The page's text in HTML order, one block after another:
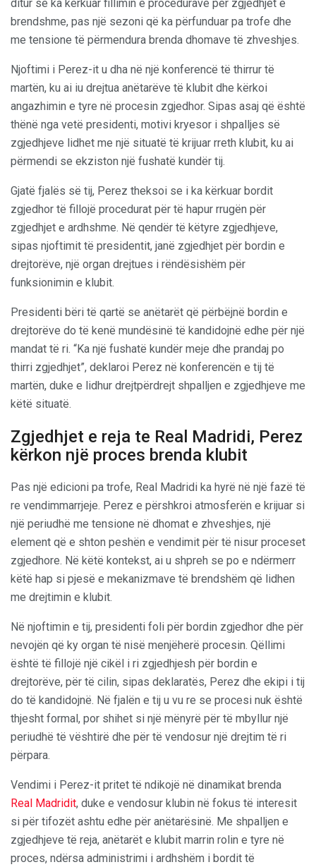
ditur se ka kërkuar fillimin e procedurave për zgjedhjet e
brendshme, pas një sezoni që ka përfunduar pa trofe dhe
me tensione të përmendura brenda dhomave të zhveshjes.
Njoftimi i Perez-it u dha në një konferencë të thirrur të
martën, ku ai iu drejtua anëtarëve të klubit dhe kërkoi
angazhimin e tyre në procesin zgjedhor. Sipas asaj që është
thënë nga vetë presidenti, motivi kryesor i shpalljes së
zgjedhjeve lidhet me një situatë të krijuar rreth klubit, ku ai
përmendi se ekziston një fushatë kundër tij.
Gjatë fjalës së tij, Perez theksoi se i ka kërkuar bordit
zgjedhor të fillojë procedurat për të hapur rrugën për
zgjedhjet e ardhshme. Në qendër të këtyre zgjedhjeve,
sipas njoftimit të presidentit, janë zgjedhjet për bordin e
drejtorëve, një organ drejtues i rëndësishëm për
funksionimin e klubit.
Presidenti bëri të qartë se anëtarët që përbëjnë bordin e
drejtorëve do të kenë mundësinë të kandidojnë edhe për një
mandat të ri. “Ka një fushatë kundër meje dhe prandaj po
thirri zgjedhjet”, deklaroi Perez në konferencën e tij të
martën, duke e lidhur drejtpërdrejt shpalljen e zgjedhjeve me
këtë situatë.
Zgjedhjet e reja te Real Madridi, Perez
kërkon një proces brenda klubit
Pas një edicioni pa trofe, Real Madridi ka hyrë në një fazë të
re vendimmarrjeje. Perez e përshkroi atmosferën e krijuar si
një periudhë me tensione në dhomat e zhveshjes, një
element që e shton peshën e vendimit për të nisur proceset
zgjedhore. Në këtë kontekst, ai u shpreh se po e ndërmerr
këtë hap si pjesë e mekanizmave të brendshëm që lidhen
me drejtimin e klubit.
Në njoftimin e tij, presidenti foli për bordin zgjedhor dhe për
nevojën që ky organ të nisë menjëherë procesin. Qëllimi
është të fillojë një cikël i ri zgjedhjesh për bordin e
drejtorëve, për të cilin, sipas deklaratës, Perez dhe ekipi i tij
do të kandidojnë. Në fjalën e tij u vu re se procesi nuk është
thjesht formal, por shihet si një mënyrë për të mbyllur një
periudhë të vështirë dhe për të vendosur një drejtim të ri
përpara.
Vendimi i Perez-it pritet të ndikojë në dinamikat brenda
Real Madridit, duke e vendosur klubin në fokus të interesit
si për tifozët ashtu edhe për anëtarësinë. Me shpalljen e
zgjedhjeve të reja, anëtarët e klubit marrin rolin e tyre në
proces, ndërsa administrimi i ardhshëm i bordit të